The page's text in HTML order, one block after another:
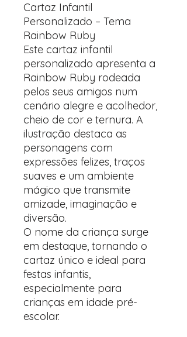
Cartaz Infantil
Personalizado – Tema
Rainbow Ruby
Este cartaz infantil
personalizado apresenta a
Rainbow Ruby rodeada
pelos seus amigos num
cenário alegre e acolhedor,
cheio de cor e ternura. A
ilustração destaca as
personagens com
expressões felizes, traços
suaves e um ambiente
mágico que transmite
amizade, imaginação e
diversão.
O nome da criança surge
em destaque, tornando o
cartaz único e ideal para
festas infantis,
especialmente para
crianças em idade pré-
escolar.